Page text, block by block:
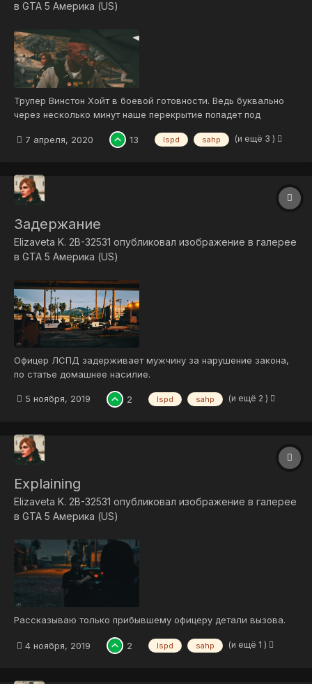
в GTA 5 Америка (US)
Трупер Винстон Хойт в боевой готовности. Ведь буквально
через несколько минут наше перекрытие попадет под
7 апреля, 2020
13 lspd sahp (и ещё 3 )
Задержание
Elizaveta K. 2B-32531 опубликовал изображение в галерее
в GTA 5 Америка (US)
Офицер ЛСПД задерживает мужчину за нарушение закона,
по статье домашнее насилие.
5 ноября, 2019 2 lspd sahp (и ещё 2 )
Explaining
Elizaveta K. 2B-32531 опубликовал изображение в галерее
в GTA 5 Америка (US)
Рассказываю только прибывшему офицеру детали вызова.
4 ноября, 2019 2 lspd sahp (и ещё 1 )